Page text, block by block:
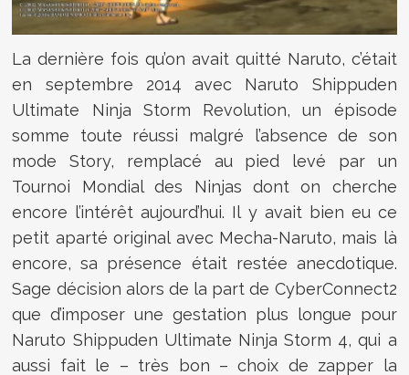
La dernière fois qu’on avait quitté Naruto, c’était
en septembre 2014 avec Naruto Shippuden
Ultimate Ninja Storm Revolution, un épisode
somme toute réussi malgré l’absence de son
mode Story, remplacé au pied levé par un
Tournoi Mondial des Ninjas dont on cherche
encore l’intérêt aujourd’hui. Il y avait bien eu ce
petit aparté original avec Mecha-Naruto, mais là
encore, sa présence était restée anecdotique.
Sage décision alors de la part de CyberConnect2
que d’imposer une gestation plus longue pour
Naruto Shippuden Ultimate Ninja Storm 4, qui a
aussi fait le – très bon – choix de zapper la